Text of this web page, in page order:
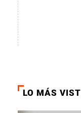
LO MÁS